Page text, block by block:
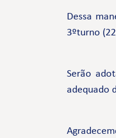
Dessa
3ºturno
Serão
adequado